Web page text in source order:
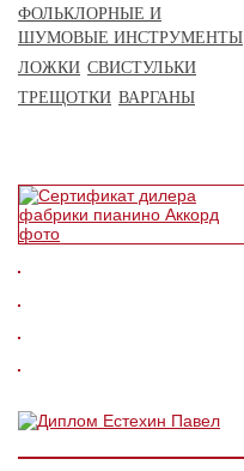
ФОЛЬКЛОРНЫЕ И
ШУМОВЫЕ ИНСТРУМЕНТЫ
ЛОЖКИ СВИСТУЛЬКИ
ТРЕЩОТКИ ВАРГАНЫ